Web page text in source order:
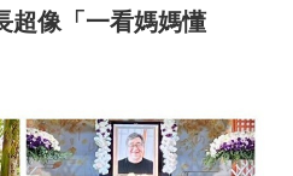
像「一看媽媽懂